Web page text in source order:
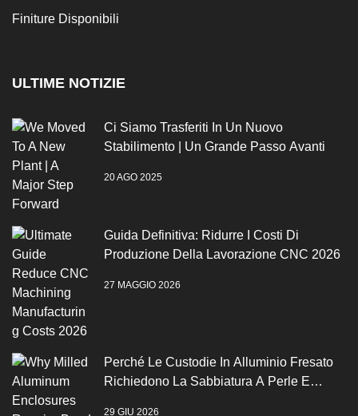
Finiture Disponibili
ULTIME NOTIZIE
Ci Siamo Trasferiti In Un Nuovo
Stabilimento | Un Grande Passo Avanti
20 AGO 2025
Guida Definitiva: Ridurre I Costi Di
Produzione Della Lavorazione CNC 2026
27 MAGGIO 2026
Perché Le Custodie In Alluminio Fresato
Richiedono La Sabbiatura A Perle E
29 GIU 2026